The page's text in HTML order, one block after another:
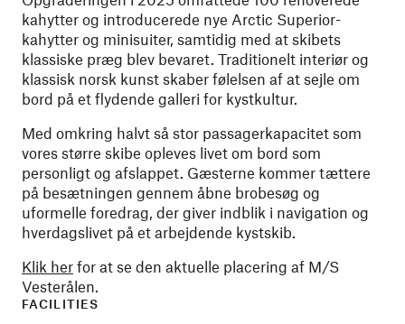
kahytter og introducerede nye Arctic Superior-
kahytter og minisuiter, samtidig med at skibets
klassiske præg blev bevaret. Traditionelt interiør og
klassisk norsk kunst skaber følelsen af at sejle om
bord på et flydende galleri for kystkultur.
Med omkring halvt så stor passagerkapacitet som
vores større skibe opleves livet om bord som
personligt og afslappet. Gæsterne kommer tættere
på besætningen gennem åbne brobesøg og
uformelle foredrag, der giver indblik i navigation og
hverdagslivet på et arbejdende kystskib.
Klik her for at se den aktuelle placering af M/S
Vesterålen.
FACILITIES